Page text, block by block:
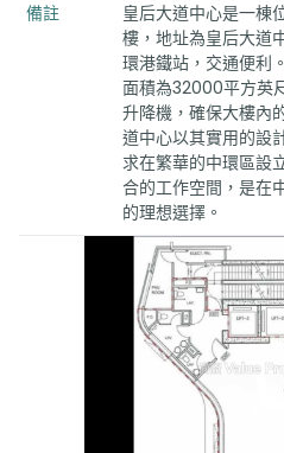
備註
皇后大道中心是一棟
樓，地址為皇后大道
環港鐵站，交通便利
面積為32000平方英
升降機，確保大樓內
道中心以其實用的設
求在繁華的中環區設
合的工作空間，是在
的理想選擇。